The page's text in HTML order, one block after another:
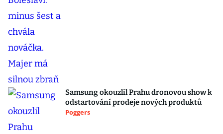
Samsung okouzlil Prahu dronovou show k
odstartování prodeje nových produktů
Poggers